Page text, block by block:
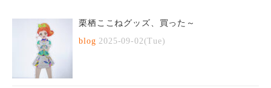
栗栖ここねグッズ、買った～
blog 2025-09-02(Tue)